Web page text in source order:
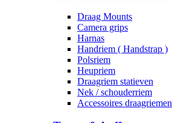
Draag Mounts
Camera grips
Harnas
Handriem ( Handstrap )
Polsriem
Heupriem
Draagriem statieven
Nek / schouderriem
Accessoires draagriemen